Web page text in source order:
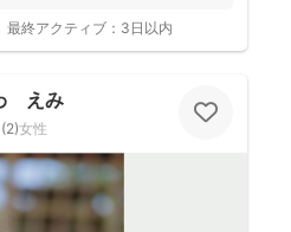
最終アクティブ： 3日以内
えみ
(2)女性